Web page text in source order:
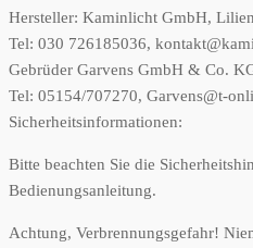
Hersteller: Kaminlicht GmbH,
Tel: 030 726185036,
Gebrüder Garvens GmbH & Co.
Tel: 05154/707270, Garvens@t-
Sicherheitsinformationen:
Bitte beachten Sie die
Bedienungsanleitung.
Achtung, Verbrennungsgefahr!